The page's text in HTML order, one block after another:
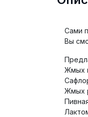
Сами
Вы
Жмых
Жмых